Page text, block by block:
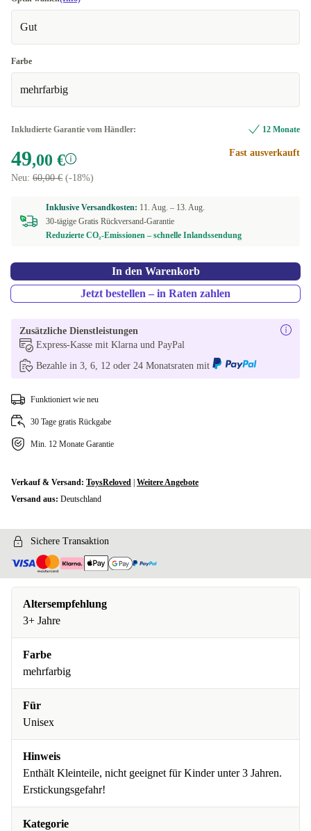
Gut
Farbe
mehrfarbig
Inkludierte Garantie vom Händler: 12 Monate
49,00 €
Neu: 60,00 € (-18%)
Fast ausverkauft
Inklusive Versandkosten: 11. Aug. – 13. Aug.
30-tägige Gratis Rückversand-Garantie
Reduzierte CO₂-Emissionen – schnelle Inlandssendung
In den Warenkorb
Jetzt bestellen – in Raten zahlen
Zusätzliche Dienstleistungen
Express-Kasse mit Klarna und PayPal
Bezahle in 3, 6, 12 oder 24 Monatsraten mit
Funktioniert wie neu
30 Tage gratis Rückgabe
Min. 12 Monate Garantie
Verkauf & Versand: ToysReloved Weitere Angebote
Versand aus: Deutschland
Sichere Transaktion
Altersempfehlung
3+ Jahre
Farbe
mehrfarbig
Für
Unisex
Hinweis
Enthält Kleinteile, nicht geeignet für Kinder unter 3 Jahren.
Erstickungsgefahr!
Kategorie